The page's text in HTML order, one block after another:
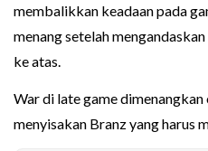
membalikkan keadaan pada
menang setelah
ke atas.
War di late game dimenangkan
menyisakan Branz yang harus